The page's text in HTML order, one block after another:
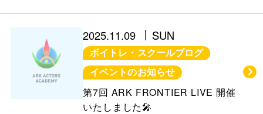
2025.11.09 SUN
ボイトレ・スクールブログ
イベントのお知らせ
第7回 ARK FRONTIER LIVE 開催
いたしました🎤